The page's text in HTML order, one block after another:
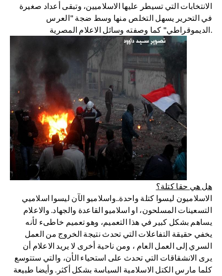
الانتخابات التي تسيطر عليها الاسلاميين، وتبقى أعداد صغيرة
في التحرير يسهل التخلص منها وسط ضجة "العرس
الديموقراطي" كما وصفته وسائل الاعلام المصرية.
هل هي حقا كتلة؟
الاسلاميون ليسوا كتلة واحدة..واسلاميو الآن ليسوا اسلاميي
التسعينات المسلحون، او اسلاميو القاعدة والجهاد. والاعلام
يساهم بشكل كبير في هذا التعميم، وهو تعميم خاطىء لأنه
يخفي حقيقة التفاعلات التي تحدث نتيجة الخروج من العمل
السري إلى العمل العام ، ومن ناحية أخرى لا يريد الاعلام أن
يرى الانشقاقات التي تحدث على استحياء الأن، والتي ستتوسع
كلما مارس الكتل الاسلامية السياسة بشكل أكثر. وأيضا طبيعة